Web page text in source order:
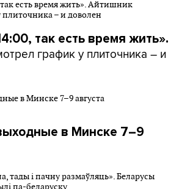
так есть время жить».
график у плиточника – и
в Минске 7–9